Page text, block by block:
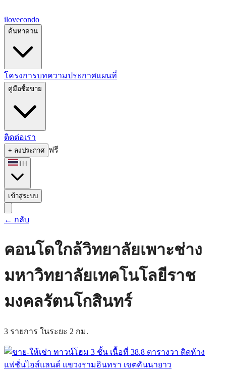
ilovecondo
ค้นหาด่วน
โครงการบทความประกาศแผนที่
คู่มือซื้อขาย
ติดต่อเรา
+ ลงประกาศ ฟรี
TH
เข้าสู่ระบบ
← กลับ
คอนโดใกล้วิทยาลัยเพาะช่าง
มหาวิทยาลัยเทคโนโลยีราช
มงคลรัตนโกสินทร์
3 รายการ ในระยะ 2 กม.